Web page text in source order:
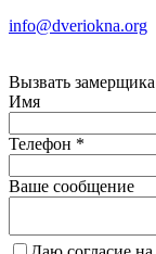
info@dveriokna.org
Вызвать замерщика
Имя
Телефон *
Ваше сообщение